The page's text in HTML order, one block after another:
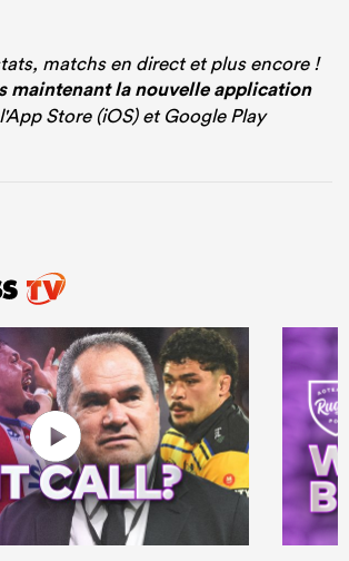
matchs en direct et plus encore !
maintenant la nouvelle application
Store (iOS) et Google Play